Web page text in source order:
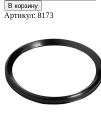
В корзину
Артикул: 8173